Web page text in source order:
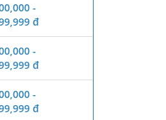
-
đ
-
đ
-
đ